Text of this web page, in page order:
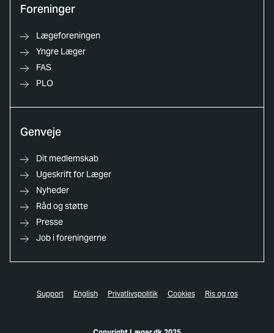
Foreninger
Lægeforeningen
Yngre Læger
FAS
PLO
Genveje
Dit medlemskab
Ugeskrift for Læger
Nyheder
Råd og støtte
Presse
Job i foreningerne
Support English Privatlivspolitik Cookies Ris og ros